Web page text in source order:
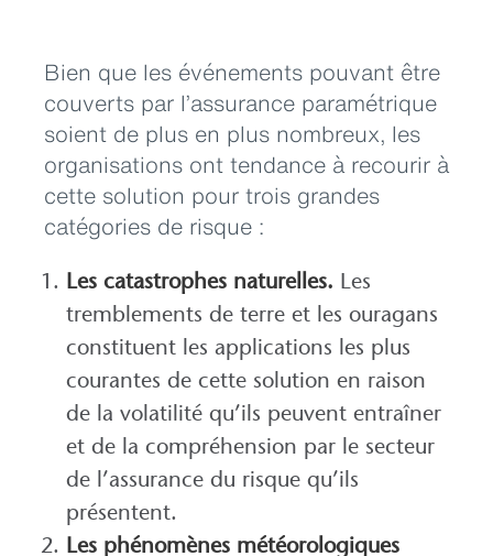
Bien que les événements pouvant être
couverts par l’assurance paramétrique
soient de plus en plus nombreux, les
organisations ont tendance à recourir à
cette solution pour trois grandes
catégories de risque :
Les catastrophes naturelles. Les
tremblements de terre et les ouragans
constituent les applications les plus
courantes de cette solution en raison
de la volatilité qu’ils peuvent entraîner
et de la compréhension par le secteur
de l’assurance du risque qu’ils
présentent.
Les phénomènes météorologiques